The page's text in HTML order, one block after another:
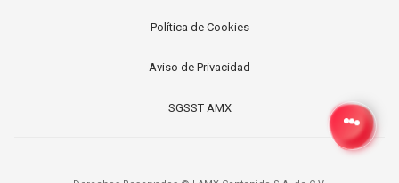
Política de Cookies
Aviso de Privacidad
SGSST AMX